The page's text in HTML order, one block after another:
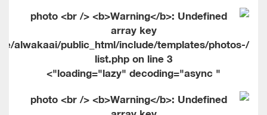
alwakaai/public_html/include/templates/photos-
list.php on line3
" loading="lazy" decoding="async">